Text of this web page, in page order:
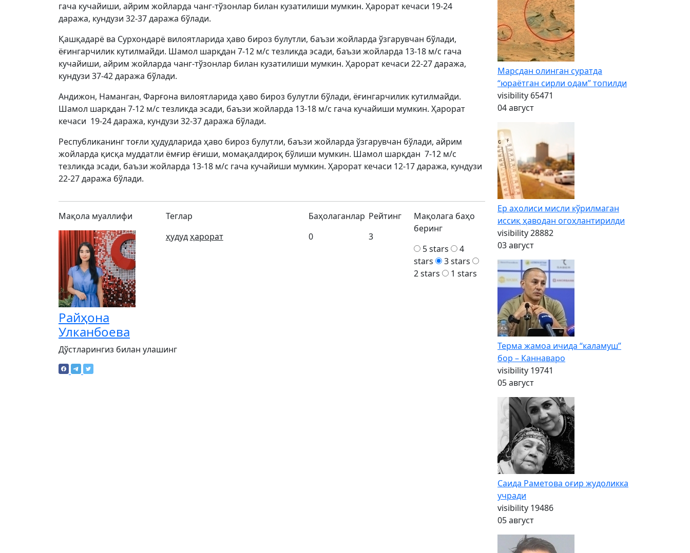
гача кучайиши, айрим жойларда чанг-тўзонлар билан кузатилиши мумкин. Ҳарорат кечаси 19-24
даража, кундузи 32-37 даража бўлади.
Қашқадарё ва Сурхондарё вилоятларида ҳаво бироз булутли, баъзи жойларда ўзгарувчан бўлади,
ёғингарчилик кутилмайди. Шамол шарқдан 7-12 м/с тезликда эсади, баъзи жойларда 13-18 м/с гача
кучайиши, айрим жойларда чанг-тўзонлар билан кузатилиши мумкин. Ҳарорат кечаси 22-27 даража,
кундузи 37-42 даража бўлади.
Андижон, Наманган, Фарғона вилоятларида ҳаво бироз булутли бўлади, ёғингарчилик кутилмайди.
Шамол шарқдан 7-12 м/с тезликда эсади, баъзи жойларда 13-18 м/с гача кучайиши мумкин. Ҳарорат
кечаси 19-24 даража, кундузи 32-37 даража бўлади.
Республиканинг тоғли ҳудудларида ҳаво бироз булутли, баъзи жойларда ўзгарувчан бўлади, айрим
жойларда қисқа муддатли ёмғир ёғиши, момақалдироқ бўлиши мумкин. Шамол шарқдан 7-12 м/с
тезликда эсади, баъзи жойларда 13-18 м/с гача кучайиши мумкин. Ҳарорат кечаси 12-17 даража, кундузи
22-27 даража бўлади.
Мақола муаллифи
Райҳона
Улканбоева
Теглар
ҳудудҳарорат
Баҳолаганлар
0
Рейтинг
3
Мақолага баҳо
беринг
5 stars
4
stars
3 stars
2 stars
1 stars
Дўстларингиз билан улашинг
Марсдан олинган суратда
“юраётган сирли одам” топилди
visibility 65471
04 август
Ер аҳолиси мисли кўрилмаган
иссиқ ҳаводан огоҳлантирилди
visibility28882
03 август
Терма жамоа ичида “каламуш”
бор – Каннаваро
visibility 19741
05 август
Саида Раметова оғир жудоликка
учради
visibility 19486
05 август